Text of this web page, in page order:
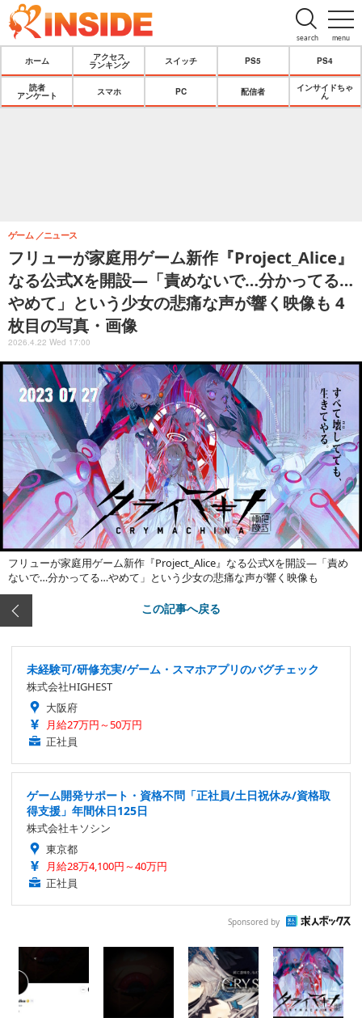
menu
search
ホーム
アクセス
ランキング
スイッチ PS5 PS4
読者
アンケート
スマホ PC 配信者
インサイドちゃ
ん
フリューが家庭用ゲーム新作『Project_Alice』
なる公式Xを開設―「責めないで…分かってる…
やめて」という少女の悲痛な声が響く映像も 4
枚目の写真・画像
ゲーム ニュース
2026.4.22 Wed 17:00
フリューが家庭用ゲーム新作『Project_Alice』なる公式Xを開設―「責め
ないで…分かってる…やめて」という少女の悲痛な声が響く映像も
この記事へ戻る
未経験可/研修充実/ゲーム・スマホアプリのバグチェック
株式会社HIGHEST
大阪府
月給27万円～50万円
正社員
ゲーム開発サポート・資格不問「正社員/土日祝休み/資格取
得支援」年間休日125日
株式会社キソシン
東京都
月給28万4,100円～40万円
正社員
Sponsored by